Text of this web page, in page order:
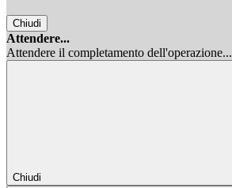
Chiudi
Attendere...
Attendere il completamento dell'operazione...
Chiudi